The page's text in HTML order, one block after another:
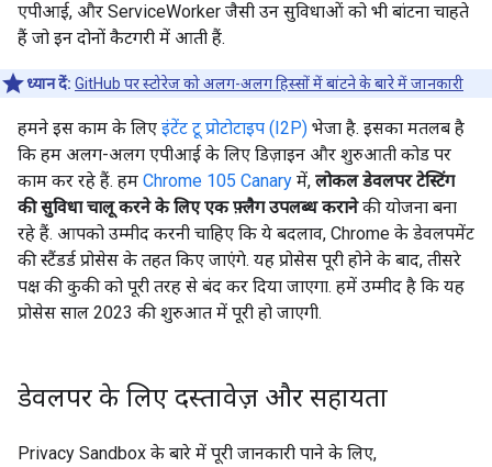
एपीआई, और ServiceWorker जैसी उन सुविधाओं को भी बांटना चाहते
हैं जो इन दोनों कैटगरी में आती हैं.
ध्यान दें: GitHub पर स्टोरेज को अलग-अलग हिस्सों में बांटने के बारे में जानकारी
हमने इस काम के लिए इंटेंट टू प्रोटोटाइप (I2P) भेजा है. इसका मतलब है
कि हम अलग-अलग एपीआई के लिए डिज़ाइन और शुरुआती कोड पर
काम कर रहे हैं. हम Chrome 105 Canary में, लोकल डेवलपर टेस्टिंग
की सुविधा चालू करने के लिए एक फ़्लैग उपलब्ध करानेकी योजना बना
रहे हैं. आपको उम्मीद करनी चाहिए कि ये बदलाव, Chrome के डेवलपमेंट
की स्टैंडर्ड प्रोसेस के तहत किए जाएंगे. यह प्रोसेस पूरी होने के बाद, तीसरे
पक्ष की कुकी को पूरी तरह से बंद कर दिया जाएगा. हमें उम्मीद है कि यह
प्रोसेस साल 2023 की शुरुआत में पूरी हो जाएगी.
डेवलपर के लिए दस्तावेज़ और सहायता
Privacy Sandbox के बारे में पूरी जानकारी पाने के लिए,